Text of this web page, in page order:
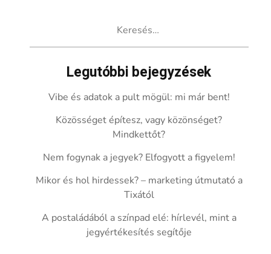
Legutóbbi bejegyzések
Vibe és adatok a pult mögül: mi már bent!
Közösséget építesz, vagy közönséget?
Mindkettőt?
Nem fogynak a jegyek? Elfogyott a figyelem!
Mikor és hol hirdessek? – marketing útmutató a
Tixától
A postaládából a színpad elé: hírlevél, mint a
jegyértékesítés segítője